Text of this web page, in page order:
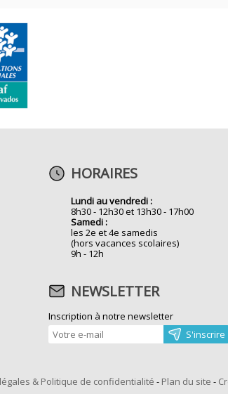
HORAIRES
Lundi au vendredi :
8h30 - 12h30 et 13h30 - 17h00
Samedi :
les 2e et 4e samedis
(hors vacances scolaires)
9h - 12h
NEWSLETTER
Inscription à notre newsletter
& Politique de confidentialité - Plan du site -